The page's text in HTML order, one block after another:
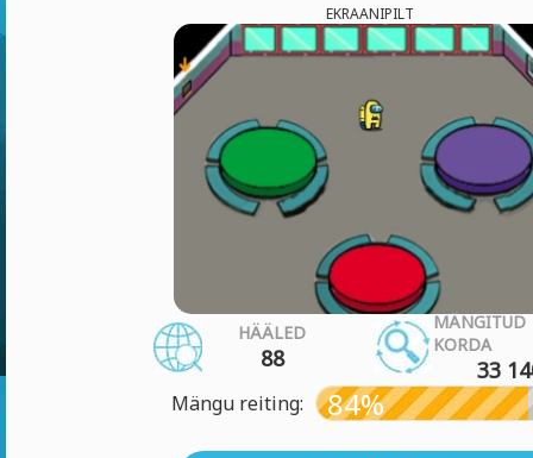
EKRAANIPILT
HÄÄLED
88
MÄNGITUD
KORDA
33
Mängu reiting: 84%